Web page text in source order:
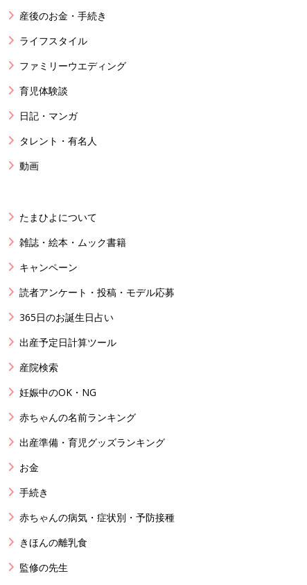
産後のお金・手続き
ライフスタイル
ファミリーウエディング
育児体験談
日記・マンガ
タレント・有名人
動画
たまひよについて
雑誌・絵本・ムック書籍
キャンペーン
読者アンケート・投稿・モデル応募
365日のお誕生日占い
出産予定日計算ツール
産院検索
妊娠中のOK・NG
赤ちゃんの名前ランキング
出産準備・育児グッズランキング
お金
手続き
赤ちゃんの病気・症状別・予防接種
きほんの離乳食
監修の先生